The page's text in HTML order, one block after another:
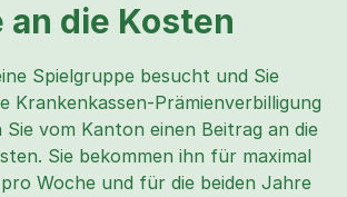
an die Kosten
Spielgruppe besucht und Sie
Krankenkassen-Prämienverbilligung
vom Kanton einen Beitrag an die
Sie bekommen ihn für maximal
Woche und für die beiden Jahre